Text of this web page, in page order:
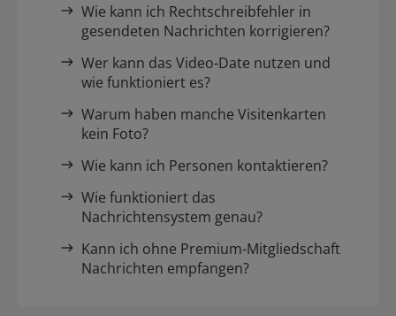
Wie kann ich Rechtschreibfehler in
gesendeten Nachrichten korrigieren?
Wer kann das Video-Date nutzen und
wie funktioniert es?
Warum haben manche Visitenkarten
kein Foto?
Wie kann ich Personen kontaktieren?
Wie funktioniert das
Nachrichtensystem genau?
Kann ich ohne Premium-Mitgliedschaft
Nachrichten empfangen?